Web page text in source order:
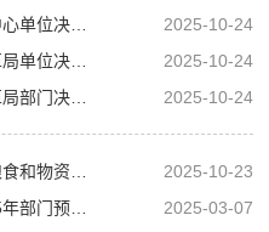
2025-10-24
2025-10-24
2025-10-24
2025-10-23
2025-03-07